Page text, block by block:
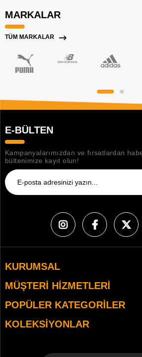
MARKALAR
TÜM MARKALAR
E-BÜLTEN
Kampanyalarımızdan ve fırsatlardan
bültenimize kayıt olun!
KURUMSAL
MÜŞTERI HIZMETLERI
POPÜLER KATEGORILER
KOLEKSIYONLAR